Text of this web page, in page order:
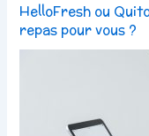
HelloFresh ou
repas pour vous ?